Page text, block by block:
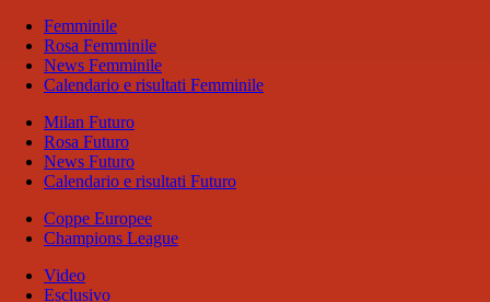
Femminile
Rosa Femminile
News Femminile
Calendario e risultati Femminile
Milan Futuro
Rosa Futuro
News Futuro
Calendario e risultati Futuro
Coppe Europee
Champions League
Video
Esclusivo